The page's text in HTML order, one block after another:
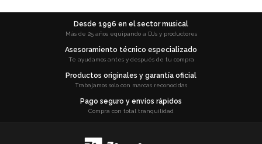
Desde 1996 en el sector musical
Más de 25 años equipando a DJs y productores
Asesoramiento técnico especializado
Te ayudamos antes y después de tu compra
Productos originales y garantía oficial
Trabajamos solo con marcas reconocidas
Pago seguro y envíos rápidos
Compra con total tranquilidad